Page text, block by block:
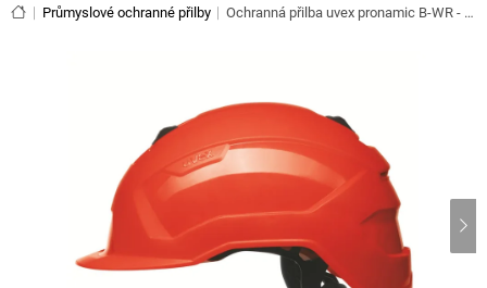
Domů
Průmyslové ochranné přilby Ochranná přilba uvex pronamic B-WR - červená